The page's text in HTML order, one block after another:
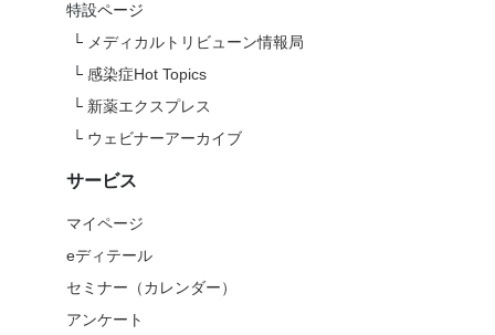
特設ページ
└ メディカルトリビューン情報局
└ 感染症Hot Topics
└ 新薬エクスプレス
└ ウェビナーアーカイブ
サービス
マイページ
eディテール
セミナー（カレンダー）
アンケート